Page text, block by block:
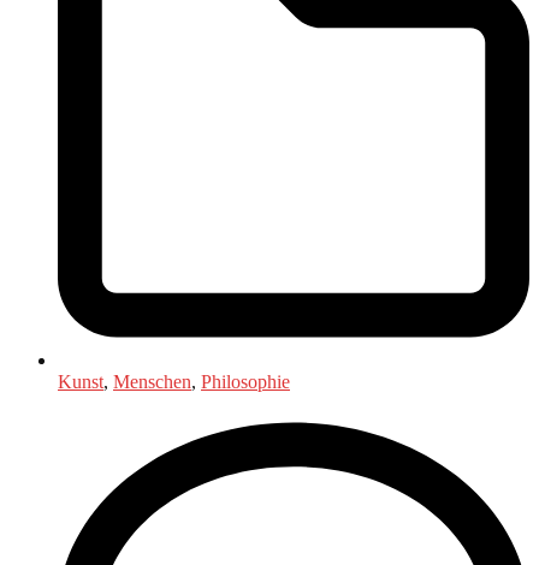
Kunst, Menschen, Philosophie